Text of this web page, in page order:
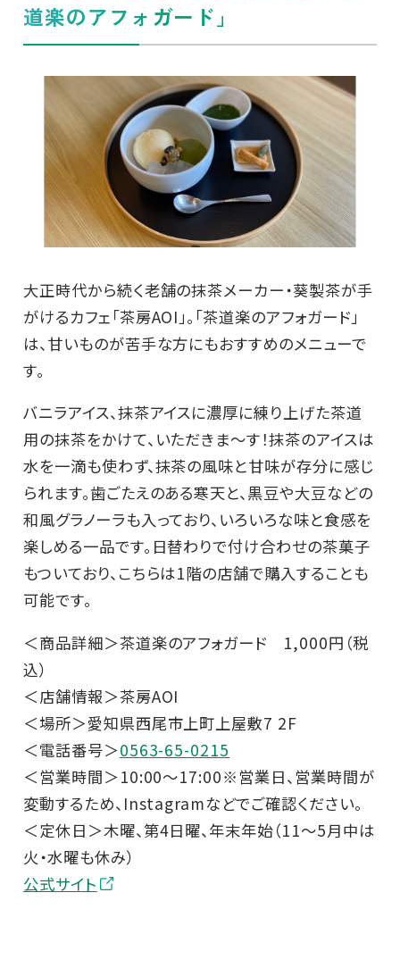
道楽のアフォガード」
大正時代から続く老舗の抹茶メーカー・葵製茶が手
がけるカフェ「茶房AOI」。「茶道楽のアフォガード」
は、甘いものが苦手な方にもおすすめのメニューで
す。
バニラアイス、抹茶アイスに濃厚に練り上げた茶道
用の抹茶をかけて、いただきま～す！抹茶のアイスは
水を一滴も使わず、抹茶の風味と甘味が存分に感じ
られます。歯ごたえのある寒天と、黒豆や大豆などの
和風グラノーラも入っており、いろいろな味と食感を
楽しめる一品です。日替わりで付け合わせの茶菓子
もついており、こちらは1階の店舗で購入することも
可能です。
＜商品詳細＞茶道楽のアフォガード 1,000円（税
込）
＜店舗情報＞茶房AOI
＜場所＞愛知県西尾市上町上屋敷7 2F
＜電話番号＞0563-65-0215
＜営業時間＞10:00～17:00※営業日、営業時間が
変動するため、Instagramなどでご確認ください。
＜定休日＞木曜、第4日曜、年末年始（11～5月中は
火・水曜も休み）
公式サイト